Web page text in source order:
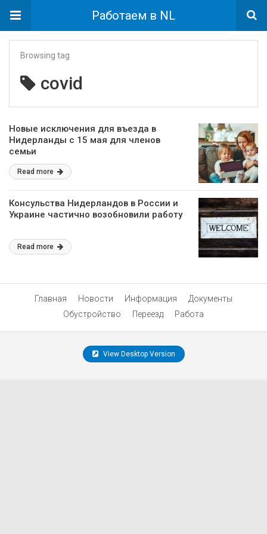
Работаем в NL
Browsing tag
covid
Новые исключения для въезда в
Нидерланды с 15 мая для членов
семьи
Read more
Консульства Нидерландов в России и
Украине частично возобновили работу
Read more
Главная Новости Информация
Документы
Обустройство
Переезд Работа
View Desktop Version